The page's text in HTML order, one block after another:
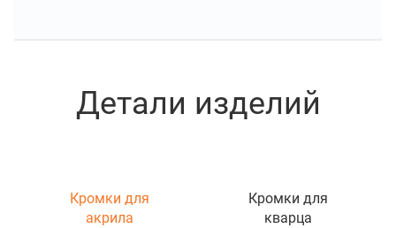
Детали изделий
Кромки для
акрила
Кромки для
кварца